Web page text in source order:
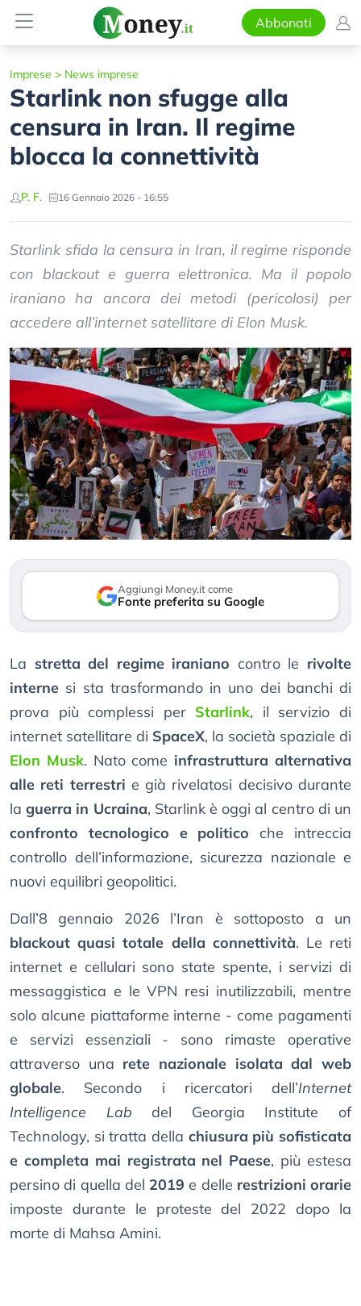
Abbonati
Imprese > News imprese
Starlink non sfugge alla
censura in Iran. Il regime
blocca la connettività
P. F. 16 Gennaio 2026 - 16:55
Starlink sfida la censura in Iran, il regime risponde
con blackout e guerra elettronica. Ma il popolo
iraniano ha ancora dei metodi (pericolosi) per
accedere all’internet satellitare di Elon Musk.
Aggiungi Money.it come
Fonte preferita su Google
La stretta del regime iraniano contro le rivolte
interne si sta trasformando in uno dei banchi di
prova più complessi per Starlink, il servizio di
internet satellitare di SpaceX, la società spaziale di
Elon Musk. Nato come infrastruttura alternativa
alle reti terrestri e già rivelatosi decisivo durante
laguerra in Ucraina, Starlink è oggi al centro di un
confronto tecnologico e politico che intreccia
controllo dell’informazione, sicurezza nazionale e
nuovi equilibri geopolitici.
Dall’8 gennaio 2026 l’Iran è sottoposto a un
blackout quasi totale della connettività. Le reti
internet e cellulari sono state spente, i servizi di
messaggistica e le VPN resi inutilizzabili, mentre
solo alcune piattaforme interne - come pagamenti
e servizi essenziali - sono rimaste operative
attraverso una rete nazionale isolata dal web
globale. Secondo i ricercatori dell’Internet
Intelligence Lab del Georgia Institute of
Technology, si tratta della chiusura più sofisticata
e completa mai registrata nel Paese, più estesa
persino di quella del 2019 e delle restrizioni orarie
imposte durante le proteste del 2022 dopo la
morte di Mahsa Amini.